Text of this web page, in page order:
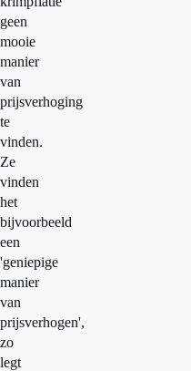
geen
mooie
manier
van
prijsverhoging
te
vinden.
Ze
vinden
het
bijvoorbeeld
een
'geniepige
manier
van
prijsverhogen',
zo
legt